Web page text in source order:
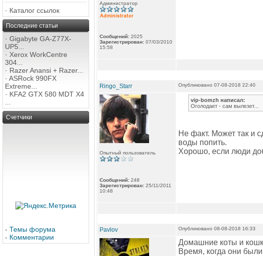
· Каталог ссылок
Последние статьи
· Gigabyte GA-Z77X-
UP5...
· Xerox WorkCentre
304...
· Razer Anansi + Razer...
· ASRock 990FX
Extreme...
· KFA2 GTX 580 MDT X4
Счетчики
- Темы форума
- Комментарии
Администратор
Сообщений: 2025
Зарегистрирован: 07/03/2010
15:58
Ringo_Starr Опубликовано 07-08-2018 22:40
Опытный пользователь
Сообщений: 248
Зарегистрирован: 25/11/2011
10:48
vip-bomzh написал:
Оголодает - сам вылезет...
Не факт. Может так и
воды попить.
Хорошо, если люди
Pavlov Опубликовано 08-08-2018 16:33
Домашние коты и
Время, когда они